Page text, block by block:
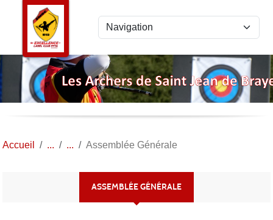
Accueil Assemblée Générale
ASSEMBLÉE GÉNÉRALE
Panneau de gestion des cookies